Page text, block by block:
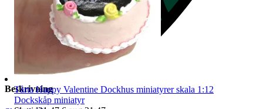
Beskrivning
Tårta Happy Valentine Dockhus miniatyrer skala 1:12
Dockskåp miniatyr